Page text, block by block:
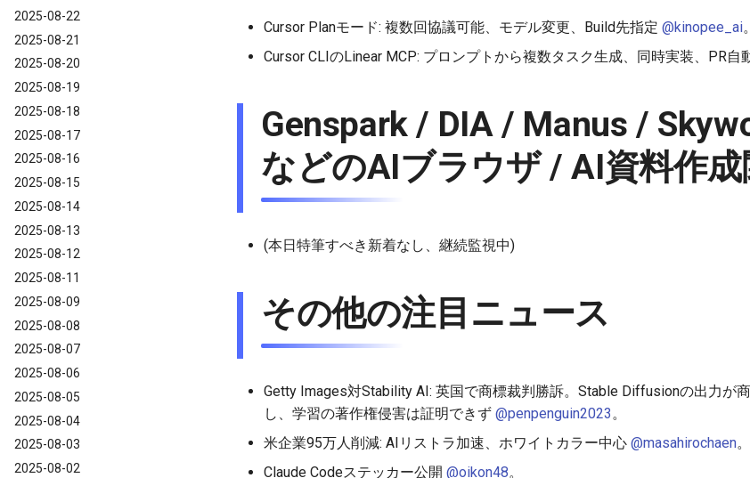
2025-08-22
2025-08-21
2025-08-20
2025-08-19
2025-08-18
2025-08-17
2025-08-16
2025-08-15
2025-08-14
2025-08-13
2025-08-12
2025-08-11
2025-08-09
2025-08-08
2025-08-07
2025-08-06
2025-08-05
2025-08-04
2025-08-03
2025-08-02
Cursor Planモード: 複数回協議可能、モデル変更、Build先指定 @kinopee_ai。
Cursor CLIのLinear MCP: プロンプトから複数タスク生成、同時実装、PR自
Genspark / DIA / Manus /
などのAIブラウザ / AI資料作成
(本日特筆すべき新着なし、継続監視中)
その他の注目ニュース
Getty Images対Stability AI: 英国で商標裁判勝訴。Stable Diffusionの出力が
し、学習の著作権侵害は証明できず @penpenguin2023。
米企業95万人削減: AIリストラ加速、ホワイトカラー中心 @masahirochaen。
Claude Codeステッカー公開 @oikon48。